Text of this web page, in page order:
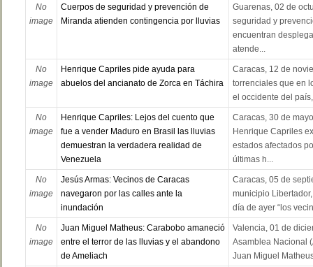
No
image
Cuerpos de seguridad y prevención de
Miranda atienden contingencia por lluvias
Guarenas, 02 de
seguridad y
encuentran
atende...
No
image
Henrique Capriles pide ayuda para
abuelos del ancianato de Zorca en Táchira
Caracas, 12 de
torrenciales que en
el occidente del
No
image
Henrique Capriles: Lejos del cuento que
fue a vender Maduro en Brasil las lluvias
demuestran la verdadera realidad de
Venezuela
Caracas, 30 de
Henrique Capriles
estados afectados
últimas h...
No
image
Jesús Armas: Vecinos de Caracas
navegaron por las calles ante la
inundación
Caracas, 05 de
municipio
día de ayer “los
No
image
Juan Miguel Matheus: Carabobo amaneció
entre el terror de las lluvias y el abandono
de Ameliach
Valencia, 01 de
Asamblea Nacional
Juan Miguel